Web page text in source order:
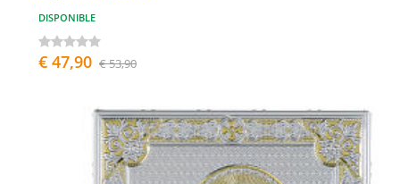
DISPONIBLE
€ 47,90 € 53,90